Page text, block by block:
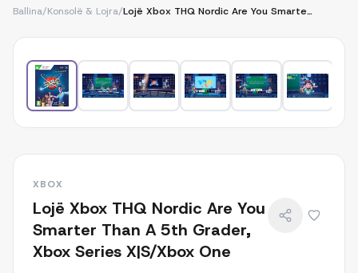
Ballina/Konsolë & Lojra/ Lojë Xbox THQ Nordic Are You Smarter Than A 5th Grader, Xbox Series X|S/Xbox One
XBOX
Lojë Xbox THQ Nordic Are You
Smarter Than A 5th Grader,
Xbox Series X|S/Xbox One